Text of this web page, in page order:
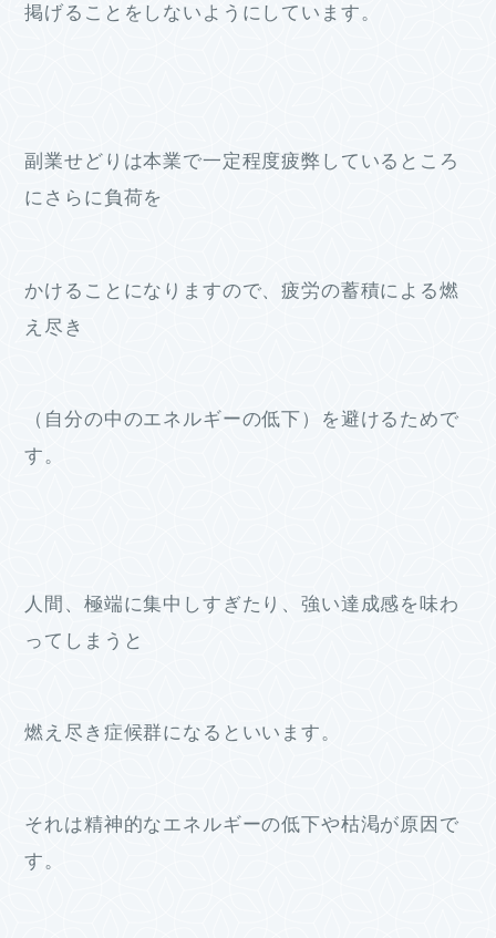
掲げることをしないようにしています。
副業せどりは本業で一定程度疲弊しているところ
にさらに負荷を
かけることになりますので、疲労の蓄積による燃
え尽き
（自分の中のエネルギーの低下）を避けるためで
す。
人間、極端に集中しすぎたり、強い達成感を味わ
ってしまうと
燃え尽き症候群になるといいます。
それは精神的なエネルギーの低下や枯渇が原因で
す。